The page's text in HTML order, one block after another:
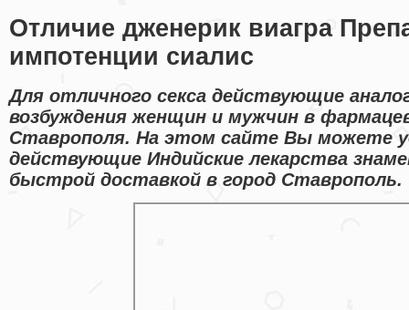
Отличие дженерик виагра
импотенции сиалис
Для отличного секса действующие
возбуждения женщин и мужчин в
Ставрополя. На этом сайте Вы можете
действующие Индийские лекарства
быстрой доставкой в город Ставрополь.